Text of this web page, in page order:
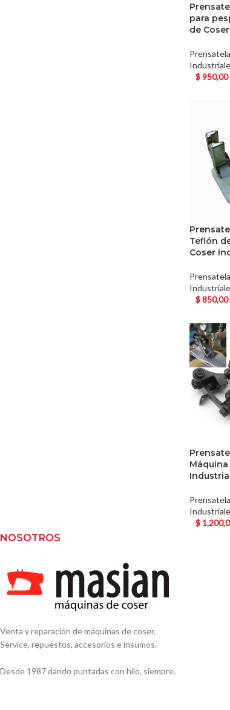
para
de
$950,00
Teflón
Coser
$850,00
$
NOSOTROS
Venta y reparación de máquinas de coser.
Service, repuestos, accesorios e insumos.
Desde 1987 dando puntadas con hilo, siempre.